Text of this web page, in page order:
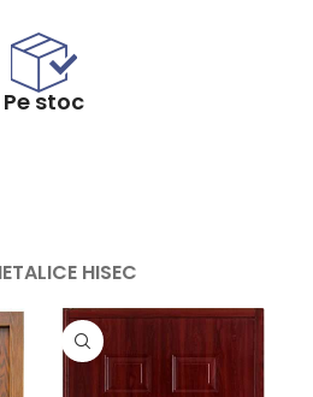
Pe stoc
HISEC